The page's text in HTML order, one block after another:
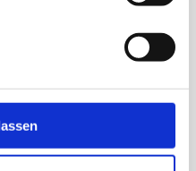
Sie umfassend,
kompetent!